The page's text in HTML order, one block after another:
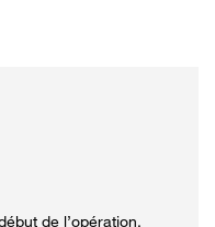
de l’opération.